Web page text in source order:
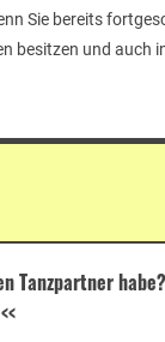
Sie bereits
besitzen und auch
Tanzpartner
<<